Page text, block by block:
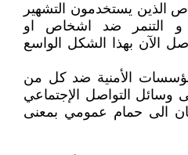
الذين يستخدمون التشهير
التنمر ضد اشخاص او
الآن بهذا الشكل الواسع
الأمنية ضد كل من
وسائل التواصل الإجتماعي
الى حمام عمومي بمعنى